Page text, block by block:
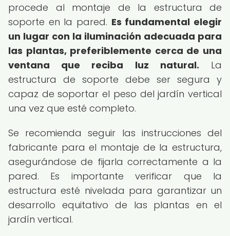
procede al montaje de la estructura de
soporte en la pared. Es fundamental elegir
un lugar con la iluminación adecuada para
las plantas, preferiblemente cerca de una
ventana que reciba luz natural. La
estructura de soporte debe ser segura y
capaz de soportar el peso del jardín vertical
una vez que esté completo.
Se recomienda seguir las instrucciones del
fabricante para el montaje de la estructura,
asegurándose de fijarla correctamente a la
pared. Es importante verificar que la
estructura esté nivelada para garantizar un
desarrollo equitativo de las plantas en el
jardín vertical.